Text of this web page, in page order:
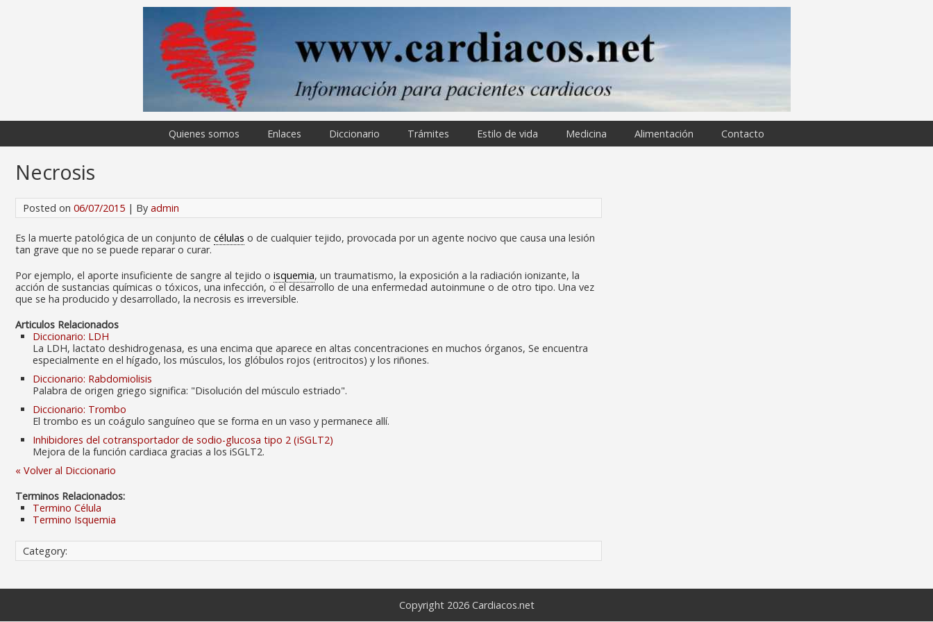
Quienes somos Enlaces Diccionario Trámites Estilo de vida Medicina Alimentación Contacto
Necrosis
Posted on 06/07/2015 | By admin
Es la muerte patológica de un conjunto de células o de cualquier tejido, provocada por un agente nocivo que causa una lesión
tan grave que no se puede reparar o curar.
Por ejemplo, el aporte insuficiente de sangre al tejido o isquemia, un traumatismo, la exposición a la radiación ionizante, la
acción de sustancias químicas o tóxicos, una infección, o el desarrollo de una enfermedad autoinmune o de otro tipo. Una vez
que se ha producido y desarrollado, la necrosis es irreversible.
Articulos Relacionados
Diccionario: LDH
La LDH, lactato deshidrogenasa, es una encima que aparece en altas concentraciones en muchos órganos, Se encuentra
especialmente en el hígado, los músculos, los glóbulos rojos (eritrocitos) y los riñones.
Diccionario: Rabdomiolisis
Palabra de origen griego significa: "Disolución del músculo estriado".
Diccionario: Trombo
El trombo es un coágulo sanguíneo que se forma en un vaso y permanece allí.
Inhibidores del cotransportador de sodio-glucosa tipo 2 (iSGLT2)
Mejora de la función cardiaca gracias a los iSGLT2.
« Volver al Diccionario
Terminos Relacionados:
Termino Célula
Termino Isquemia
Category:
Copyright 2026 Cardiacos.net